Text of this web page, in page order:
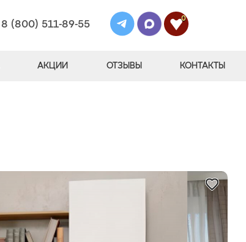
8 (800) 511-89-55
0
АКЦИИ ОТЗЫВЫ КОНТАКТЫ